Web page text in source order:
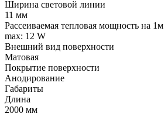
Ширина световой линии
11 мм
Рассеиваемая тепловая мощность на 1м
max: 12 W
Внешний вид поверхности
Матовая
Покрытие поверхности
Анодирование
Габариты
Длина
2000 мм